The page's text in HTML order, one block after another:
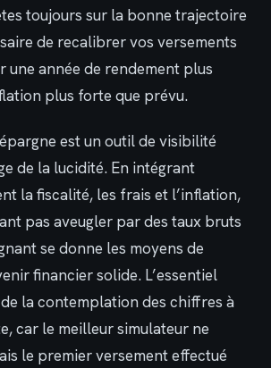
toujours sur la bonne trajectoire
de recalibrer vos versements
une année de rendement plus
plus forte que prévu.
est un outil de visibilité
de la lucidité. En intégrant
la fiscalité, les frais et l’inflation,
pas aveugler par des taux bruts
se donne les moyens de
financier solide. L’essentiel
la contemplation des chiffres à
car le meilleur simulateur ne
le premier versement effectué